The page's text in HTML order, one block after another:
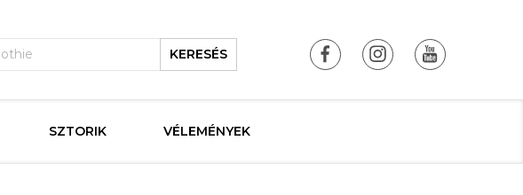
KERESÉS
SZTORIK VÉLEMÉNYEK